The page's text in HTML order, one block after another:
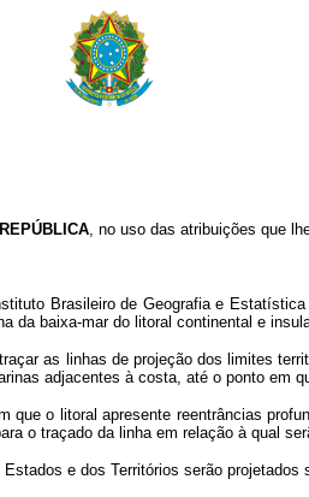
, no uso das atribuições que
Brasileiro de Geografia e
da baixa-mar do litoral continental e
as linhas de projeção dos limites
adjacentes à costa, até o ponto em
que o litoral apresente reentrâncias
o traçado da linha em relação à qual
e dos Territórios serão